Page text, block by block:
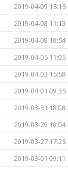
2019-04-09 15:15
2019-04-08 11:13
2019-04-08 10:54
2019-04-05 11:05
2019-04-03 15:58
2019-04-01 09:35
2019-03-31 18:08
2019-03-29 10:04
2019-03-27 17:26
2019-03-01 09:11